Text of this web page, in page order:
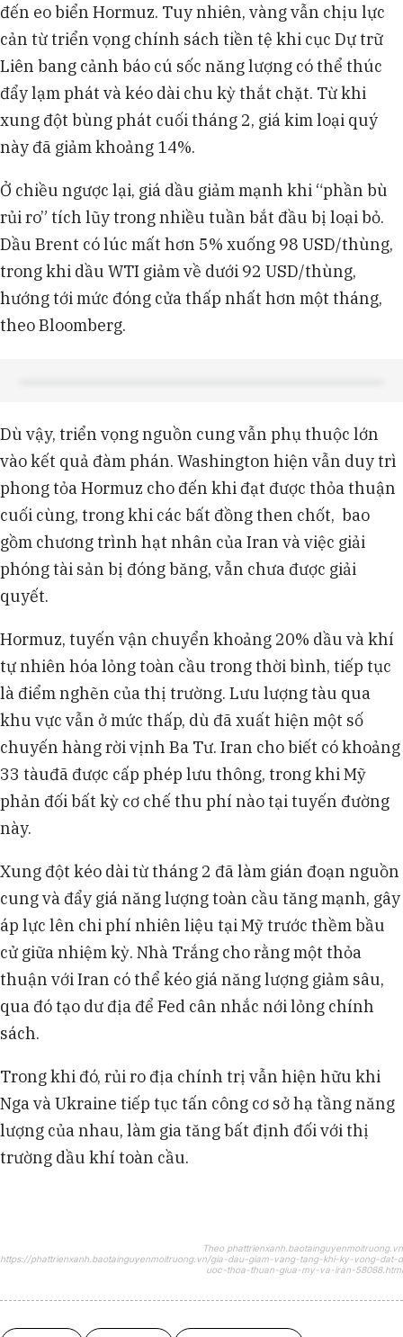
đến eo biển Hormuz. Tuy nhiên, vàng vẫn chịu lực
cản từ triển vọng chính sách tiền tệ khi cục Dự trữ
Liên bang cảnh báo cú sốc năng lượng có thể thúc
đẩy lạm phát và kéo dài chu kỳ thắt chặt. Từ khi
xung đột bùng phát cuối tháng 2, giá kim loại quý
này đã giảm khoảng 14%.
Ở chiều ngược lại, giá dầu giảm mạnh khi “phần bù
rủi ro” tích lũy trong nhiều tuần bắt đầu bị loại bỏ.
Dầu Brent có lúc mất hơn 5% xuống 98 USD/thùng,
trong khi dầu WTI giảm về dưới 92 USD/thùng,
hướng tới mức đóng cửa thấp nhất hơn một tháng,
theo Bloomberg.
Dù vậy, triển vọng nguồn cung vẫn phụ thuộc lớn
vào kết quả đàm phán. Washington hiện vẫn duy trì
phong tỏa Hormuz cho đến khi đạt được thỏa thuận
cuối cùng, trong khi các bất đồng then chốt, bao
gồm chương trình hạt nhân của Iran và việc giải
phóng tài sản bị đóng băng, vẫn chưa được giải
quyết.
Hormuz, tuyến vận chuyển khoảng 20% dầu và khí
tự nhiên hóa lỏng toàn cầu trong thời bình, tiếp tục
là điểm nghẽn của thị trường. Lưu lượng tàu qua
khu vực vẫn ở mức thấp, dù đã xuất hiện một số
chuyến hàng rời vịnh Ba Tư. Iran cho biết có khoảng
33 tàuđã được cấp phép lưu thông, trong khi Mỹ
phản đối bất kỳ cơ chế thu phí nào tại tuyến đường
này.
Xung đột kéo dài từ tháng 2 đã làm gián đoạn nguồn
cung và đẩy giá năng lượng toàn cầu tăng mạnh, gây
áp lực lên chi phí nhiên liệu tại Mỹ trước thềm bầu
cử giữa nhiệm kỳ. Nhà Trắng cho rằng một thỏa
thuận với Iran có thể kéo giá năng lượng giảm sâu,
qua đó tạo dư địa để Fed cân nhắc nới lỏng chính
sách.
Trong khi đó, rủi ro địa chính trị vẫn hiện hữu khi
Nga và Ukraine tiếp tục tấn công cơ sở hạ tầng năng
lượng của nhau, làm gia tăng bất định đối với thị
trường dầu khí toàn cầu.
Theo phattrienxanh.baotainguyenmoitruong.vn
https://phattrienxanh.baotainguyenmoitruong.vn/gia-dau-giam-vang-tang-khi-ky-vong-dat-d
uoc-thoa-thuan-giua-my-va-iran-58088.html